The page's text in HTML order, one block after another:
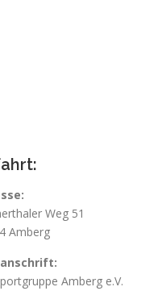
Weg 51
Amberg
Amberg e.V.